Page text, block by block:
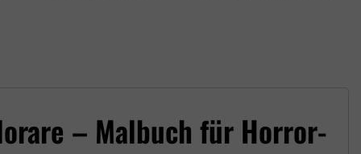
– Malbuch für Horror-